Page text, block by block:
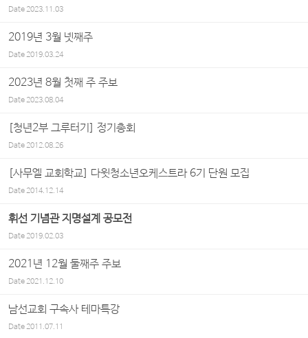
Date2023.11.03
2019년 3월 넷째주
Date2019.03.24
2023년 8월 첫째 주 주보
Date2023.08.04
[청년2부 그루터기] 정기총회
Date2012.08.26
[사무엘 교회학교] 다윗청소년오케스트라 6기 단원 모집
Date2014.12.14
휘선 기념관 지명설계 공모전
Date2019.02.03
2021년 12월 둘째주 주보
Date2021.12.10
남선교회 구속사 테마특강
Date2011.07.11